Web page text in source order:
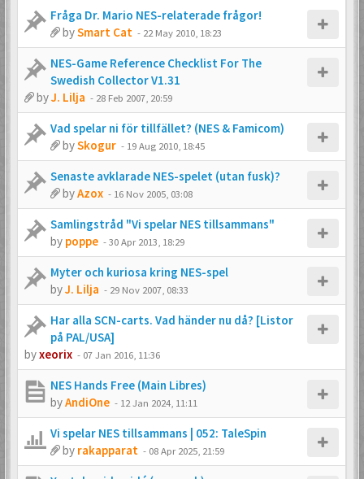
Fråga Dr. Mario NES-relaterade frågor!
bySmart Cat - 22 May 2010, 18:23
NES-Game Reference Checklist For The
Swedish Collector V1.31
byJ. Lilja - 28 Feb 2007, 20:59
Vad spelar ni för tillfället? (NES & Famicom)
bySkogur - 19 Aug 2010, 18:45
Senaste avklarade NES-spelet (utan fusk)?
byAzox - 16 Nov 2005, 03:08
Samlingstråd "Vi spelar NES tillsammans"
by poppe -30 Apr 2013, 18:29
Myter och kuriosa kring NES-spel
byJ. Lilja - 29 Nov 2007, 08:33
Har alla SCN-carts. Vad händer nu då? [Listor
på PAL/USA]
byxeorix - 07 Jan 2016, 11:36
NES Hands Free (Main Libres)
byAndiOne - 12 Jan 2024, 11:11
Vi spelar NES tillsammans | 052: TaleSpin
by rakapparat - 08 Apr 2025, 21:59